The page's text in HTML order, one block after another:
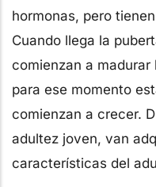
hormonas, pero
Cuando llega la
comienzan a madurar
para ese momento
comienzan a crecer.
adultez joven, van
características del